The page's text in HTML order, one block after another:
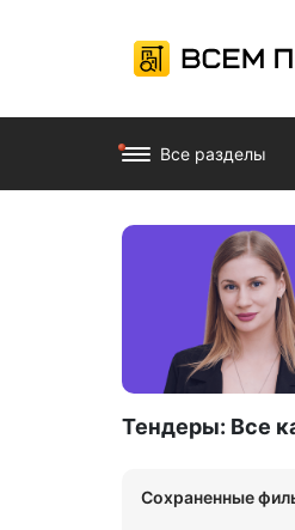
Все разделы
Тендеры: Все
Сохраненные